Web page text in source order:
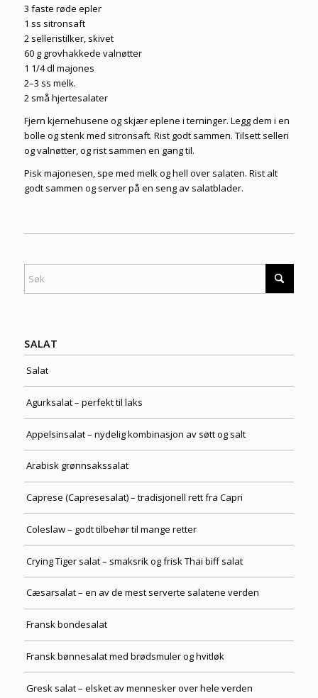
3 faste røde epler
1 ss sitronsaft
2 selleristilker, skivet
60 g grovhakkede valnøtter
1 1/4 dl majones
2–3 ss melk.
2 små hjertesalater
Fjern kjernehusene og skjær eplene i terninger. Legg dem i en
bolle og stenk med sitronsaft. Rist godt sammen. Tilsett selleri
og valnøtter, og rist sammen en gang til.
Pisk majonesen, spe med melk og hell over salaten. Rist alt
godt sammen og server på en seng av salatblader.
SALAT
Salat
Agurksalat – perfekt til laks
Appelsinsalat – nydelig kombinasjon av søtt og salt
Arabisk grønnsakssalat
Caprese (Capresesalat) – tradisjonell rett fra Capri
Coleslaw – godt tilbehør til mange retter
Crying Tiger salat – smaksrik og frisk Thai biff salat
Cæsarsalat – en av de mest serverte salatene verden
Fransk bondesalat
Fransk bønnesalat med brødsmuler og hvitløk
Gresk salat – elsket av mennesker over hele verden